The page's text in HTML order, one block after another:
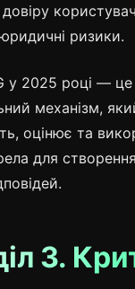
ризики.
у 2025 році — це
механізм,
оцінює та
для
3.